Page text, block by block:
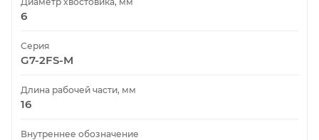
6
Серия
G7-2FS-M
Длина рабочей части, мм
16
Внутреннее обозначение